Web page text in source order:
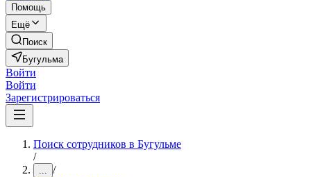
Помощь
Ещё
Поиск
Бугульма
Войти
Войти
Зарегистрироваться
Поиск сотрудников в Бугульме
/
... /